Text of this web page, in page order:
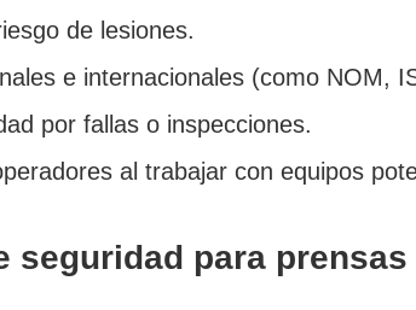
de lesiones.
e internacionales (como NOM,
por fallas o inspecciones.
al trabajar con equipos
seguridad para